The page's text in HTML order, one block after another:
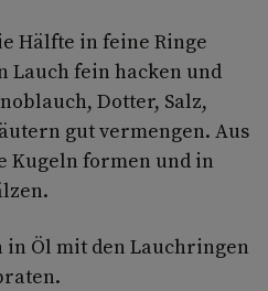
Hälfte in feine Ringe
Lauch fein hacken und
Dotter, Salz,
gut vermengen. Aus
Kugeln formen und in
Öl mit den Lauchringen